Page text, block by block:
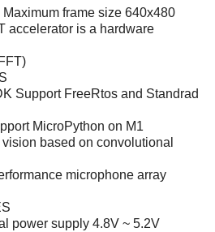
frame size 640x480
accelerator is a hardware
Support FreeRtos and Standrad
MicroPython on M1
based on convolutional
microphone array
power supply 4.8V ~ 5.2V